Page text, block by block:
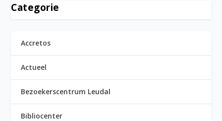
Categorie
Accretos
Actueel
Bezoekerscentrum Leudal
Bibliocenter